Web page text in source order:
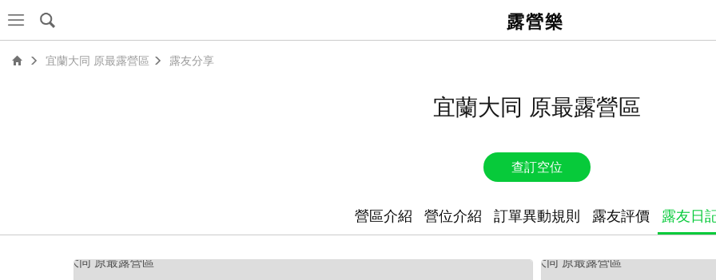
露營樂
宜蘭大同 原最露營區 露友分享
宜蘭大同 原最露營區
查訂空位
營區介紹 營位介紹 訂單異動規則 露友評價 露友日